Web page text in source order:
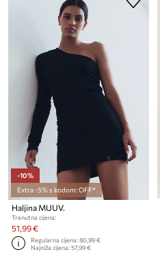
-10%
Extra -5% s kodom: OFF*
Haljina MUUV.
Trenutna cijena:
51,99 €
Regularna cijena:80,99 €
Najniža cijena:57,99 €